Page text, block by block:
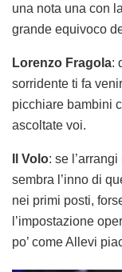
una nota una con
grande equivoco
Lorenzo Fragola:
sorridente ti fa
picchiare bambini
ascoltate voi.
Il Volo: se
sembra l’inno di
nei primi posti,
l’impostazione
po’ come Allevi